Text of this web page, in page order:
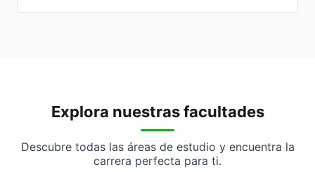
Explora nuestras facultades
Descubre todas las áreas de estudio y encuentra la
carrera perfecta para ti.